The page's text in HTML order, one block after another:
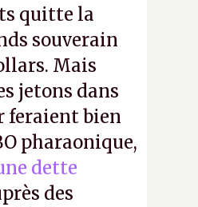
quitte la
souverain
Mais
jetons dans
feraient bien
pharaonique,
dette
des